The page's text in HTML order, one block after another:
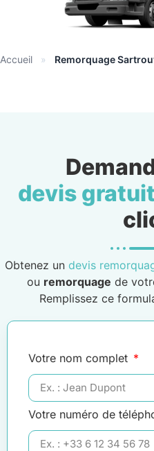
Accueil » Remorquage
devis gratuit
Obtenez un devis
ou remorquage de
Remplissez ce
Votre nom complet
Votre numéro de